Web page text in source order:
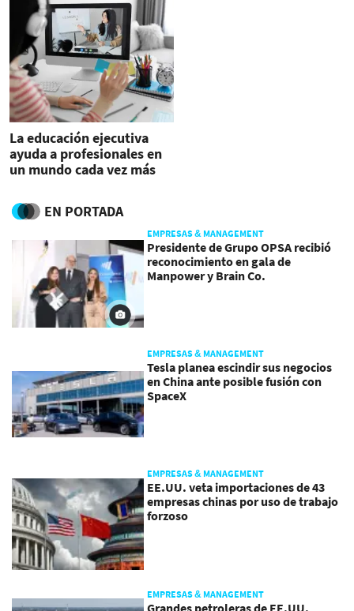
La educación ejecutiva
ayuda a profesionales en
un mundo cada vez más
EN PORTADA
EMPRESAS & MANAGEMENT
Presidente de Grupo OPSA recibió
reconocimiento en gala de
Manpower y Brain Co.
EMPRESAS & MANAGEMENT
Tesla planea escindir sus negocios
en China ante posible fusión con
SpaceX
EMPRESAS & MANAGEMENT
EE.UU. veta importaciones de 43
empresas chinas por uso de trabajo
forzoso
EMPRESAS & MANAGEMENT
Grandes petroleras de EE.UU.